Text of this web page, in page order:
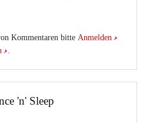
Kommentaren bitte Anmelden
'n' Sleep